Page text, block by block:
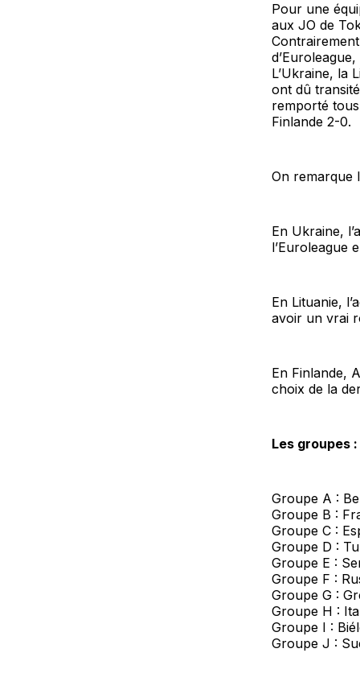
Pour une
aux JO de
L’Ukraine, la
ont dû
remporté
Finlande 2-0.
On remarque
En Ukraine,
l’Euroleague
En Lituanie,
avoir un vrai
En Finlande,
choix de la
Les groupes :
Groupe A :
Groupe B :
Groupe C :
Groupe D :
Groupe E :
Groupe F :
Groupe G :
Groupe H :
Groupe I :
Groupe J :